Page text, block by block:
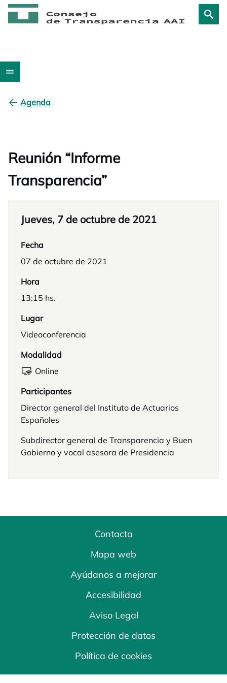
Agenda
Reunión “Informe
Transparencia”
Jueves, 7 de octubre de 2021
Fecha
07 de octubre de 2021
Hora
13:15 hs.
Lugar
Videoconferencia
Modalidad
Online
Participantes
Director general del Instituto de Actuarios
Españoles
Subdirector general de Transparencia y Buen
Gobierno y vocal asesora de Presidencia
Contacta
Mapa web
Ayúdanos a mejorar
Accesibilidad
Aviso Legal
Protección de datos
Política de cookies